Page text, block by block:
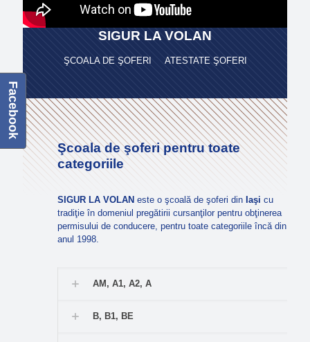
SIGUR LA VOLAN
ŞCOALA DE ŞOFERI ATESTATE ŞOFERI
Şcoala de şoferi pentru toate
categoriile
SIGUR LA VOLAN este o şcoală de şoferi din Iaşi cu
tradiţie în domeniul pregătirii cursanţilor pentru obţinerea
permisului de conducere, pentru toate categoriile încă din
anul 1998.
AM, A1, A2, A
B, B1, BE
Facebook